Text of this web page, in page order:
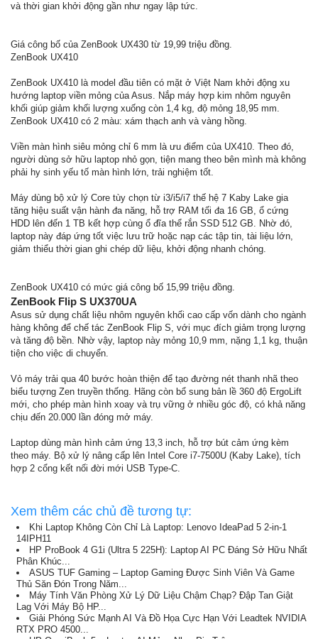
và thời gian khởi động gần như ngay lập tức.
Giá công bố của ZenBook UX430 từ 19,99 triệu đồng.
ZenBook UX410
ZenBook UX410 là model đầu tiên có mặt ở Việt Nam khởi động xu
hướng laptop viền mỏng của Asus. Nắp máy hợp kim nhôm nguyên
khối giúp giảm khối lượng xuống còn 1,4 kg, độ mỏng 18,95 mm.
ZenBook UX410 có 2 màu: xám thạch anh và vàng hồng.
Viền màn hình siêu mỏng chỉ 6 mm là ưu điểm của UX410. Theo đó,
người dùng sở hữu laptop nhỏ gọn, tiện mang theo bên mình mà không
phải hy sinh yếu tố màn hình lớn, trải nghiệm tốt.
Máy dùng bộ xử lý Core tùy chọn từ i3/i5/i7 thế hệ 7 Kaby Lake gia
tăng hiệu suất vận hành đa năng, hỗ trợ RAM tối đa 16 GB, ổ cứng
HDD lên đến 1 TB kết hợp cùng ổ đĩa thể rắn SSD 512 GB. Nhờ đó,
laptop này đáp ứng tốt việc lưu trữ hoặc nạp các tập tin, tài liệu lớn,
giảm thiểu thời gian ghi chép dữ liệu, khởi động nhanh chóng.
ZenBook UX410 có mức giá công bố 15,99 triệu đồng.
ZenBook Flip S UX370UA
Asus sử dụng chất liệu nhôm nguyên khối cao cấp vốn dành cho ngành
hàng không để chế tác ZenBook Flip S, với mục đích giảm trọng lượng
và tăng độ bền. Nhờ vậy, laptop này mỏng 10,9 mm, nặng 1,1 kg, thuận
tiện cho việc di chuyển.
Vỏ máy trải qua 40 bước hoàn thiện để tạo đường nét thanh nhã theo
biểu tượng Zen truyền thống. Hãng còn bổ sung bản lề 360 độ ErgoLift
mới, cho phép màn hình xoay và trụ vững ở nhiều góc độ, có khả năng
chịu đến 20.000 lần đóng mở máy.
Laptop dùng màn hình cảm ứng 13,3 inch, hỗ trợ bút cảm ứng kèm
theo máy. Bộ xử lý nâng cấp lên Intel Core i7-7500U (Kaby Lake), tích
hợp 2 cổng kết nối đời mới USB Type-C.
Xem thêm các chủ đề tương tự:
Khi Laptop Không Còn Chỉ Là Laptop: Lenovo IdeaPad 5 2-in-1
14IPH11
HP ProBook 4 G1i (Ultra 5 225H): Laptop AI PC Đáng Sở Hữu Nhất
Phân Khúc...
ASUS TUF Gaming – Laptop Gaming Được Sinh Viên Và Game
Thủ Săn Đón Trong Năm...
Máy Tính Văn Phòng Xử Lý Dữ Liệu Chậm Chạp? Đập Tan Giật
Lag Với Máy Bộ HP...
Giải Phóng Sức Mạnh AI Và Đồ Họa Cực Hạn Với Leadtek NVIDIA
RTX PRO 4500...